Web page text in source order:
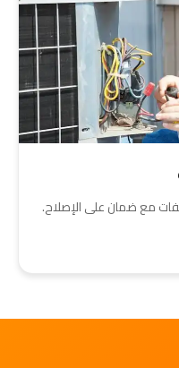
مع ضمان على الإصلاح.